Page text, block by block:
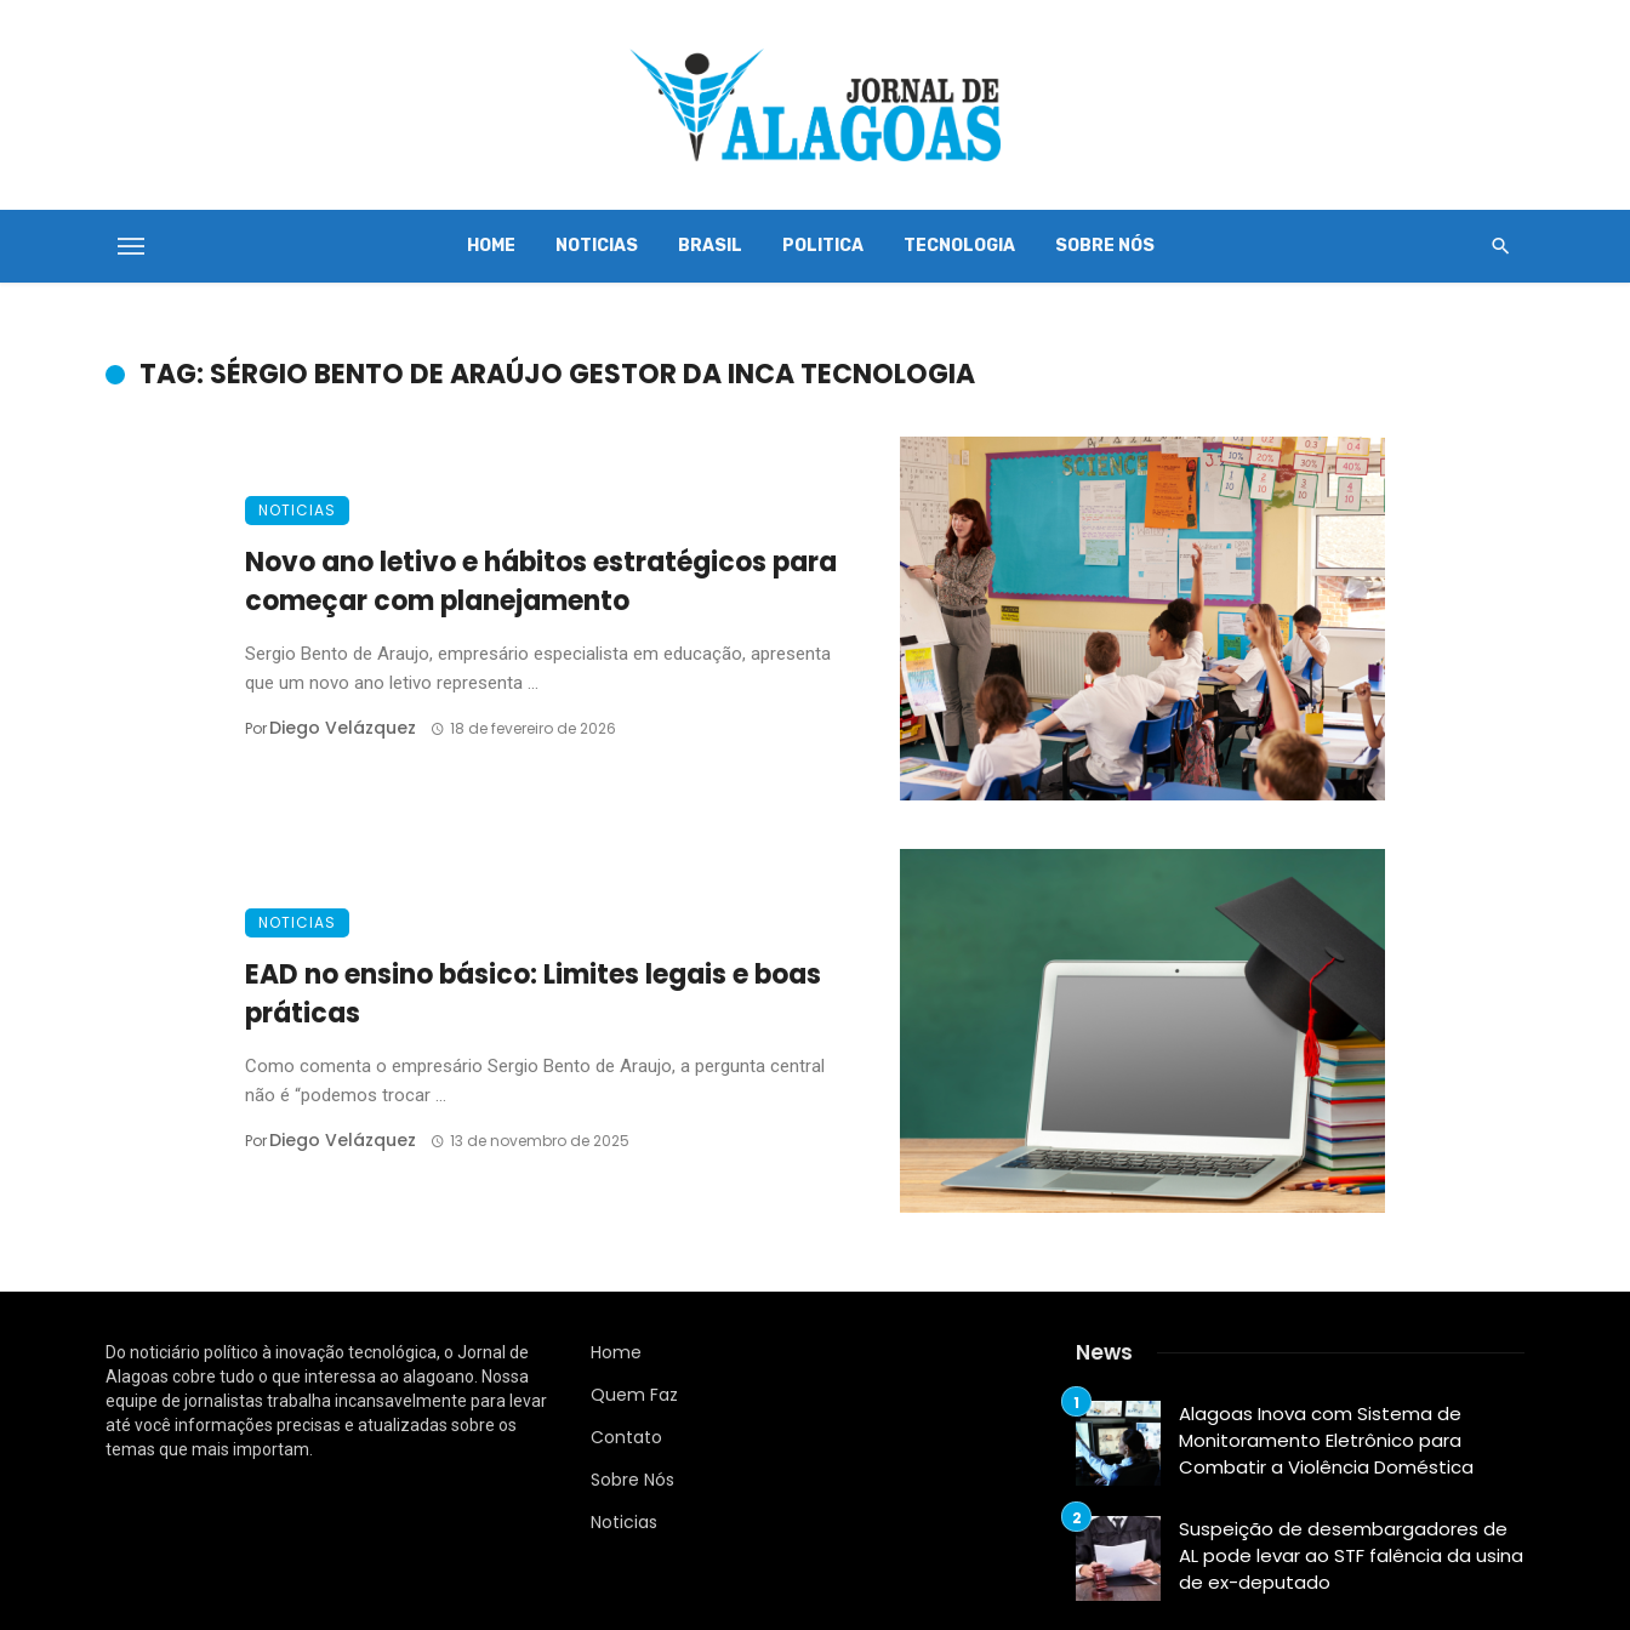
HOME NOTICIAS BRASIL POLITICA TECNOLOGIA SOBRE NÓS
TAG: SÉRGIO BENTO DE ARAÚJO GESTOR DA INCA TECNOLOGIA
NOTICIAS
Novo ano letivo e hábitos estratégicos para
começar com planejamento
Sergio Bento de Araujo, empresário especialista em educação, apresenta
que um novo ano letivo representa ...
PorDiego Velázquez 18 de fevereiro de 2026
NOTICIAS
EAD no ensino básico: Limites legais e boas
práticas
Como comenta o empresário Sergio Bento de Araujo, a pergunta central
não é “podemos trocar ...
PorDiego Velázquez 13 de novembro de 2025
Do noticiário político à inovação tecnológica, o Jornal de
Alagoas cobre tudo o que interessa ao alagoano. Nossa
equipe de jornalistas trabalha incansavelmente para levar
até você informações precisas e atualizadas sobre os
temas que mais importam.
Home
Quem Faz
Contato
Sobre Nós
Noticias
News
Alagoas Inova com Sistema de
Monitoramento Eletrônico para
Combatir a Violência Doméstica
Suspeição de desembargadores de
AL pode levar ao STF falência da usina
de ex-deputado